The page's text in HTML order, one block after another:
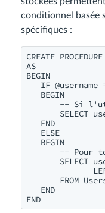
conditionnel basée
spécifiques :
CREATE
AS
BEGIN
IF @username
   BEGIN
-- Si
SELECT
   END
   ELSE
   BEGIN
-- Pour
SELECT
FROM
   END